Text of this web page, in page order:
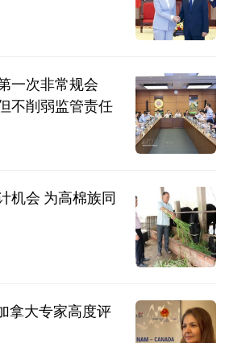
一次非常规会
不削弱监管责任
机会 为高棉族同
拿大专家高度评